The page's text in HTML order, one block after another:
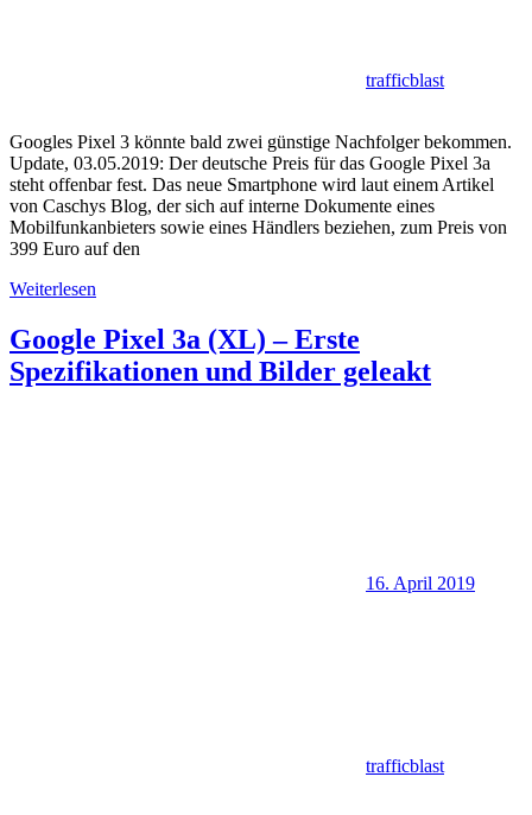
trafficblast
Googles Pixel 3 könnte bald zwei günstige Nachfolger bekommen.
Update, 03.05.2019: Der deutsche Preis für das Google Pixel 3a
steht offenbar fest. Das neue Smartphone wird laut einem Artikel
von Caschys Blog, der sich auf interne Dokumente eines
Mobilfunkanbieters sowie eines Händlers beziehen, zum Preis von
399 Euro auf den
Weiterlesen
Google Pixel 3a (XL) – Erste
Spezifikationen und Bilder geleakt
16. April 2019
trafficblast